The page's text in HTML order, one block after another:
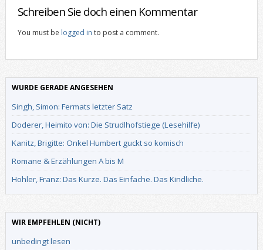
Schreiben Sie doch einen Kommentar
You must be logged in to post a comment.
WURDE GERADE ANGESEHEN
Singh, Simon: Fermats letzter Satz
Doderer, Heimito von: Die Strudlhofstiege (Lesehilfe)
Kanitz, Brigitte: Onkel Humbert guckt so komisch
Romane & Erzählungen A bis M
Hohler, Franz: Das Kurze. Das Einfache. Das Kindliche.
WIR EMPFEHLEN (NICHT)
unbedingt lesen